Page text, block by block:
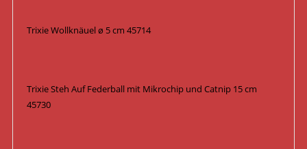
Trixie Wollknäuel ø 5 cm 45714
Trixie Steh Auf Federball mit Mikrochip und Catnip 15 cm
45730